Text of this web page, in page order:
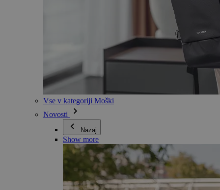
Vse v kategoriji Moški
Novosti
Nazaj
Show more